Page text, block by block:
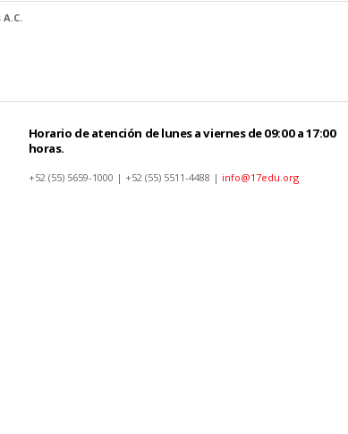
Horario de atención de lunes a viernes de 09:00 a 17:00
horas.
+52 (55) 5659-1000 | +52 (55) 5511-4488 | info@17edu.org